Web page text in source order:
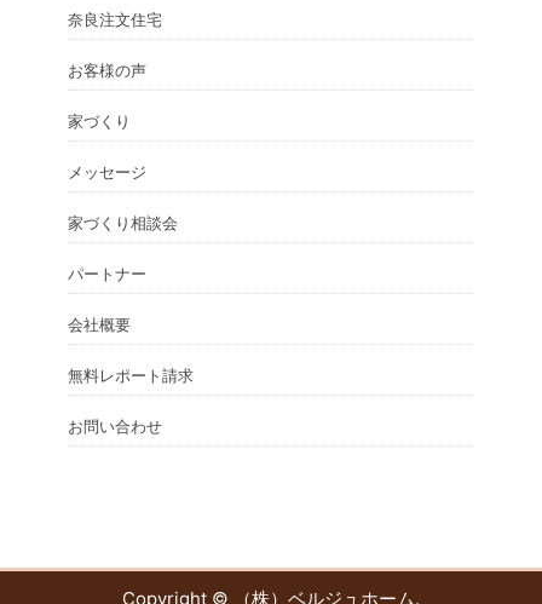
奈良注文住宅
お客様の声
家づくり
メッセージ
家づくり相談会
パートナー
会社概要
無料レポート請求
お問い合わせ
Copyright © （株）ベルジュホーム.